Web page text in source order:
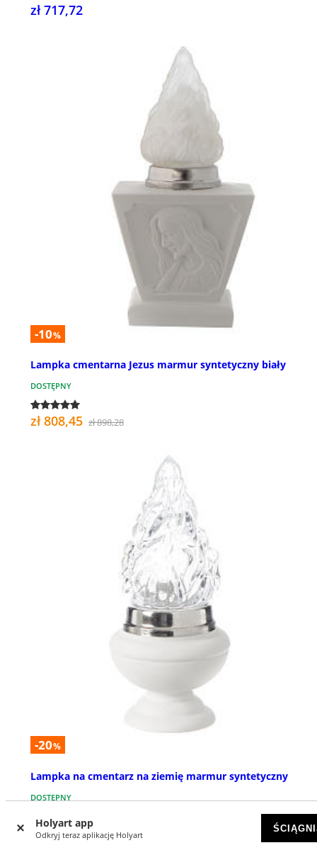
Holyart app
Odkryj teraz aplikację Holyart
zł 717,72
-10%
Lampka cmentarna Jezus marmur syntetyczny biały
DOSTĘPNY
zł 808,45 zł 898,28
-20%
Lampka na cmentarz na ziemię marmur syntetyczny
DOSTĘPNY
zł 562,98 zł 703,72